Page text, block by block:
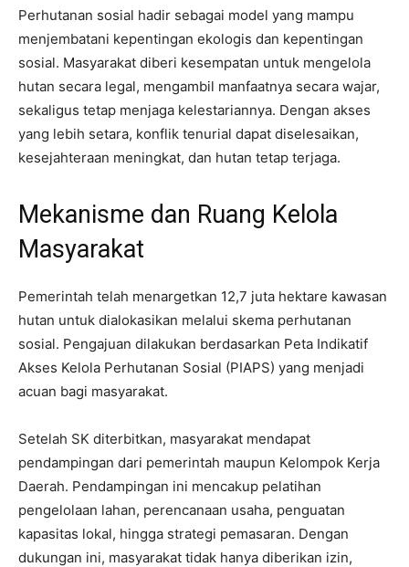
Perhutanan sosial hadir sebagai model yang mampu
menjembatani kepentingan ekologis dan kepentingan
sosial. Masyarakat diberi kesempatan untuk mengelola
hutan secara legal, mengambil manfaatnya secara wajar,
sekaligus tetap menjaga kelestariannya. Dengan akses
yang lebih setara, konflik tenurial dapat diselesaikan,
kesejahteraan meningkat, dan hutan tetap terjaga.
Mekanisme dan Ruang Kelola
Masyarakat
Pemerintah telah menargetkan 12,7 juta hektare kawasan
hutan untuk dialokasikan melalui skema perhutanan
sosial. Pengajuan dilakukan berdasarkan Peta Indikatif
Akses Kelola Perhutanan Sosial (PIAPS) yang menjadi
acuan bagi masyarakat.
Setelah SK diterbitkan, masyarakat mendapat
pendampingan dari pemerintah maupun Kelompok Kerja
Daerah. Pendampingan ini mencakup pelatihan
pengelolaan lahan, perencanaan usaha, penguatan
kapasitas lokal, hingga strategi pemasaran. Dengan
dukungan ini, masyarakat tidak hanya diberikan izin,